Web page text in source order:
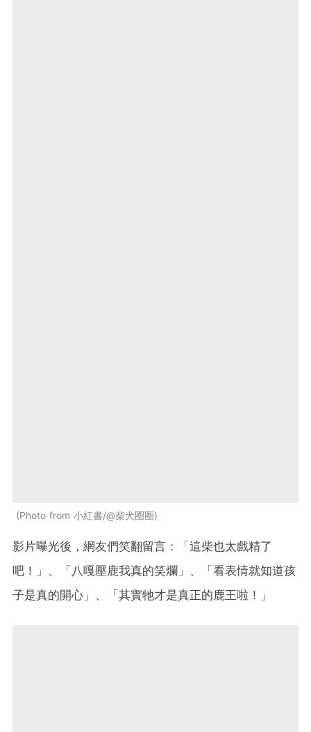
Photo from 小紅書/@柴犬圈圈
影片曝光後，網友們笑翻留言：「這柴也太戲精了
吧！」、「八嘎壓鹿我真的笑爛」、「看表情就知道孩
子是真的開心」、「其實牠才是真正的鹿王啦！」